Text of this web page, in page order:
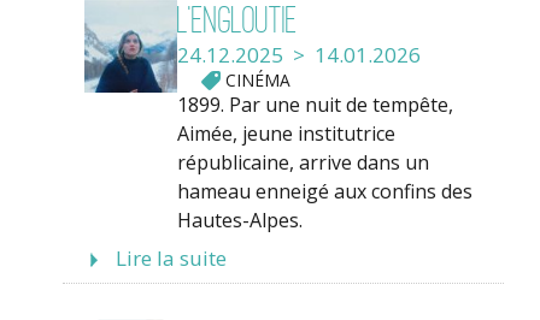
L’Engloutie
24.12.2025 > 14.01.2026
CINÉMA
1899. Par une nuit de tempête,
Aimée, jeune institutrice
républicaine, arrive dans un
hameau enneigé aux confins des
Hautes-Alpes.
Lire la suite